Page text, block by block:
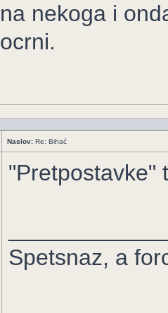
na nekoga i
ocrni.
Naslov: Re: Bihać
"Pretpostavke"
Spetsnaz, a